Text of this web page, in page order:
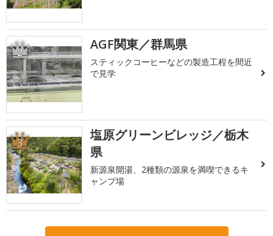
2 AGF関東／群馬県
スティックコーヒーなどの製造工程を間近
で見学
3
塩原グリーンビレッジ／栃木
県
新源泉開湯、2種類の源泉を満喫できるキ
ャンプ場